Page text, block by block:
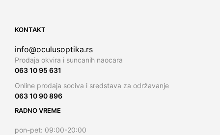
KONTAKT
info@oculusoptika.rs
Prodaja okvira i suncanih naocara
063 10 95 631
Online prodaja sociva i sredstava za održavanje
063 10 90 896
RADNO VREME
pon-pet: 09:00-20:00